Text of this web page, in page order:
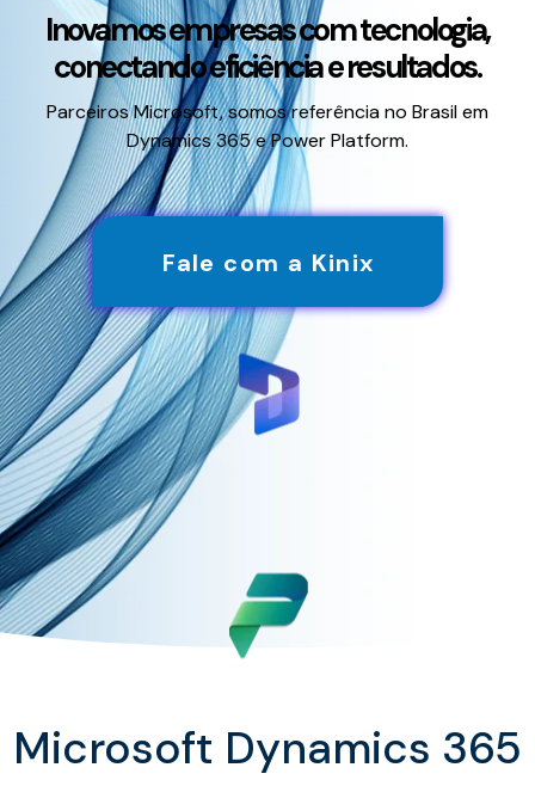
Inovamos empresas com tecnologia,
conectando eficiência e resultados.
Parceiros Microsoft, somos referência no Brasil em
Dynamics 365 e Power Platform.
Fale com a Kinix
Microsoft Dynamics 365